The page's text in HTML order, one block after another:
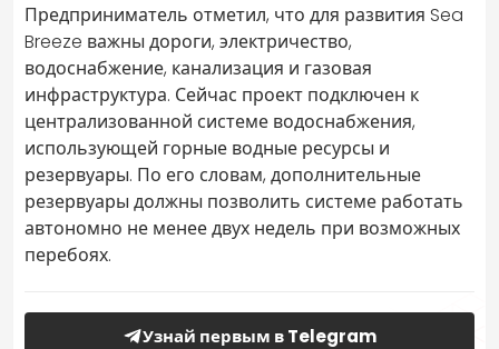
Предприниматель отметил, что для развития Sea
Breeze важны дороги, электричество,
водоснабжение, канализация и газовая
инфраструктура. Сейчас проект подключен к
централизованной системе водоснабжения,
использующей горные водные ресурсы и
резервуары. По его словам, дополнительные
резервуары должны позволить системе работать
автономно не менее двух недель при возможных
перебоях.
Узнай первым в Telegram